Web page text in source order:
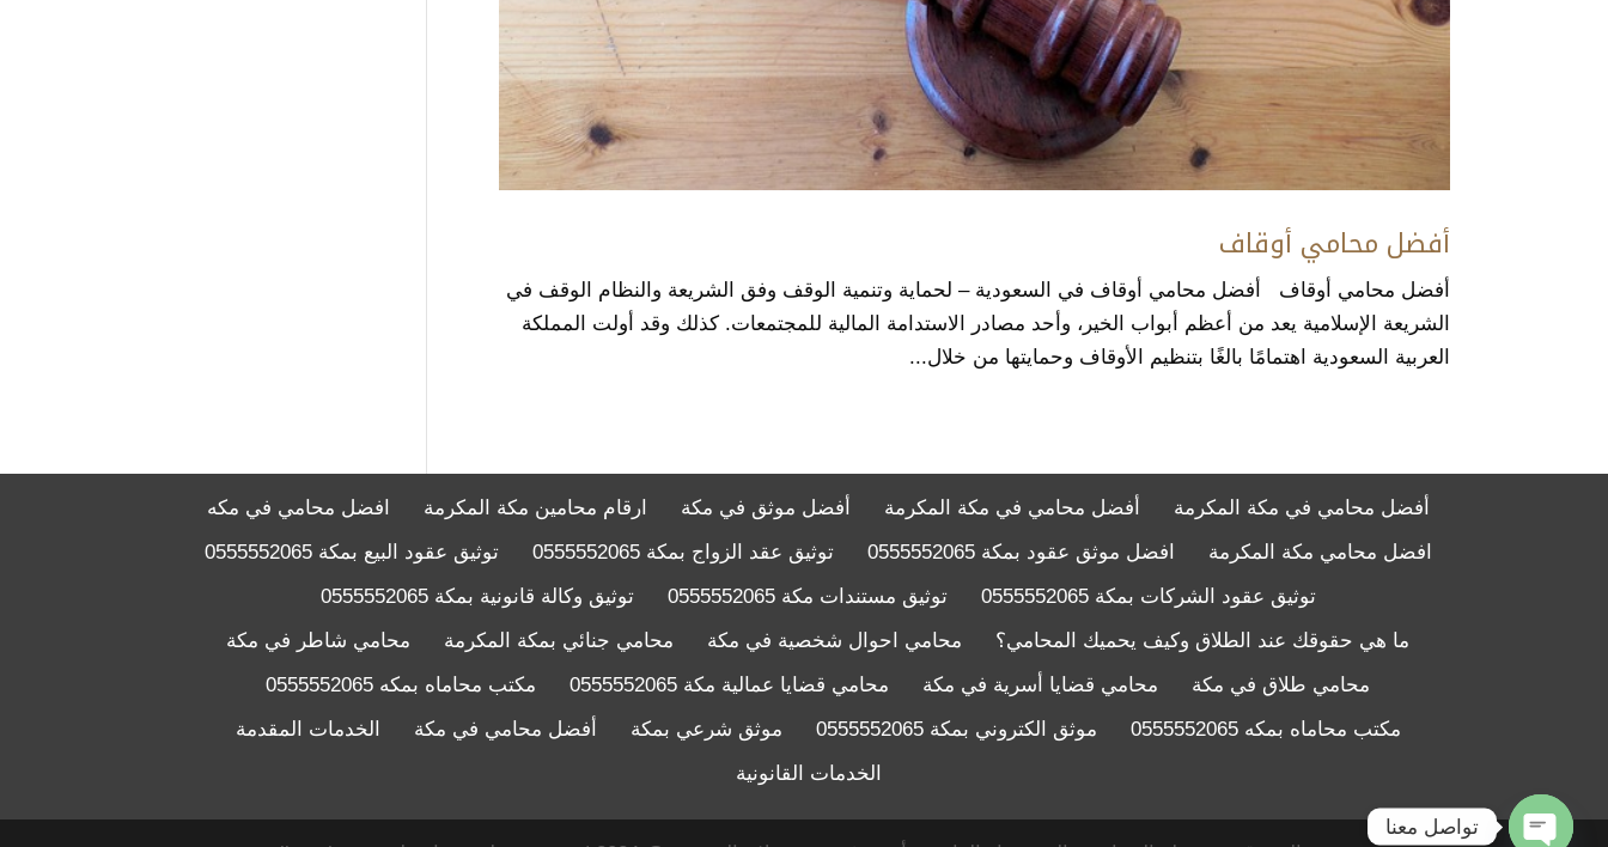
أفضل محامي أوقاف
أفضل محامي أوقاف أفضل محامي أوقاف في السعودية – لحماية وتنمية الوقف وفق الشريعة والنظام الوقف في
الشريعة الإسلامية يعد من أعظم أبواب الخير، وأحد مصادر الاستدامة المالية للمجتمعات. كذلك وقد أولت المملكة
العربية السعودية اهتمامًا بالغًا بتنظيم الأوقاف وحمايتها من خلال...
أفضل محامي في مكة المكرمة أفضل محامي في مكة المكرمة أفضل موثق في مكة ارقام محامين مكة المكرمة
افضل محامي في مكه
افضل محامي مكة المكرمة
افضل موثق عقود بمكة 0555552065 توثيق عقد الزواج بمكة 0555552065
توثيق عقود البيع بمكة 0555552065
توثيق عقود الشركات بمكة 0555552065
توثيق مستندات مكة 0555552065
توثيق وكالة قانونية بمكة 0555552065
ما هي حقوقك عند الطلاق وكيف يحميك المحامي؟
محامي احوال شخصية في مكة محامي جنائي بمكة المكرمة
محامي شاطر في مكة
محامي طلاق في مكة
محامي قضايا أسرية في مكة محامي قضايا عمالية مكة 0555552065
مكتب محاماه بمكه 0555552065
مكتب محاماه بمكه 0555552065
موثق الكتروني بمكة 0555552065 موثق شرعي بمكة أفضل محامي في مكة
الخدمات المقدمة
الخدمات القانونية
تواصل معنا